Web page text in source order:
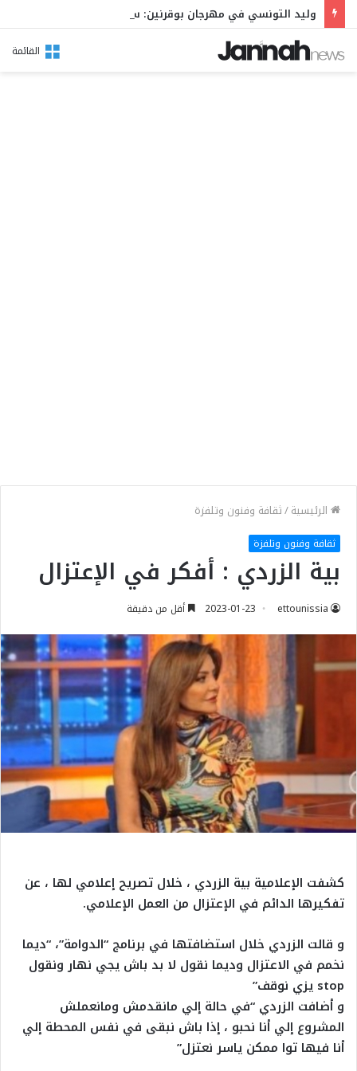
القائمة
الرئيسية/ثقافة وفنون وتلفزة
ثقافة وفنون وتلفزة
بية الزردي : أفكر في الإعتزال
ettounissia
2023-01-23 أقل من دقيقة
كشفت الإعلامية بية الزردي ، خلال تصريح إعلامي لها ، عن
تفكيرها الدائم في الإعتزال من العمل الإعلامي.
و قالت الزردي خلال استضافتها في برنامج “الدوامة”، “ديما
نخمم في الاعتزال وديما نقول لا بد باش يجي نهار ونقول
stop يزي نوقف”
و أضافت الزردي “في حالة إلي مانقدمش ومانعملش
المشروع إلي أنا نحبو ، إذا باش نبقى في نفس المحطة إلي
أنا فيها توا ممكن ياسر نعتزل”